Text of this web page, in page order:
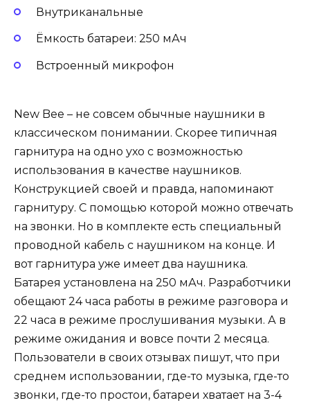
Внутриканальные
Ёмкость батареи: 250 мАч
Встроенный микрофон
New Bee – не совсем обычные наушники в
классическом понимании. Скорее типичная
гарнитура на одно ухо с возможностью
использования в качестве наушников.
Конструкцией своей и правда, напоминают
гарнитуру. С помощью которой можно отвечать
на звонки. Но в комплекте есть специальный
проводной кабель с наушником на конце. И
вот гарнитура уже имеет два наушника.
Батарея установлена на 250 мАч. Разработчики
обещают 24 часа работы в режиме разговора и
22 часа в режиме прослушивания музыки. А в
режиме ожидания и вовсе почти 2 месяца.
Пользователи в своих отзывах пишут, что при
среднем использовании, где-то музыка, где-то
звонки, где-то простои, батареи хватает на 3-4